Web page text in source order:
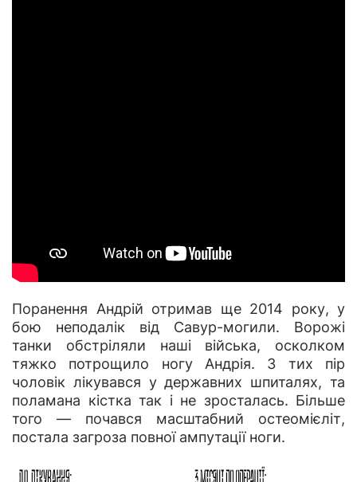
Поранення Андрій отримав ще 2014 року, у
бою неподалік від Савур-могили. Ворожі
танки обстріляли наші війська, осколком
тяжко потрощило ногу Андрія. З тих пір
чоловік лікувався у державних шпиталях, та
поламана кістка так і не зросталась. Більше
того — почався масштабний остеомієліт,
постала загроза повної ампутації ноги.